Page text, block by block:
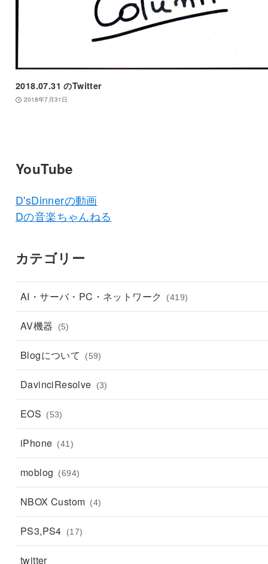
2018.07.31 のTwitter
2018年7月31日
YouTube
D'sDinnerの動画
Dの音楽ちゃんねる
カテゴリー
AI・サーバ・PC・ネットワーク (419)
AV機器 (5)
Blogについて (59)
DavinciResolve (3)
EOS (53)
iPhone (41)
moblog (694)
NBOX Custom (4)
PS3,PS4 (17)
twitter